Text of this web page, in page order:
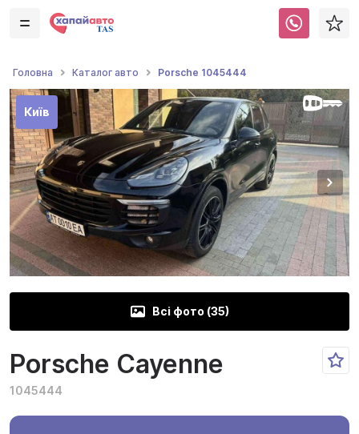
Головна Каталог авто Porsche 1045444
Київ
Всі фото (35)
Porsche Cayenne
1045444